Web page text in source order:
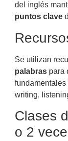
del inglés
puntos clave
Se utilizan
palabras para
writing,
Clases
o 2